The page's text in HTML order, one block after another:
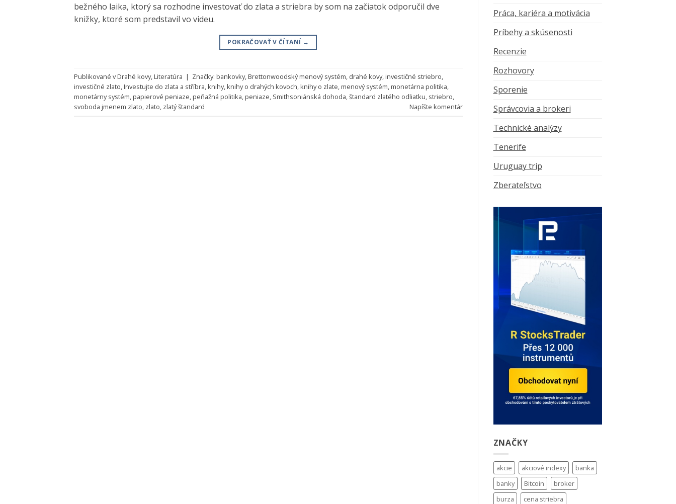
bežného laika, ktorý sa rozhodne investovať do zlata a striebra by som na začiatok odporučil dve
knižky, ktoré som predstavil vo videu.
POKRAČOVAŤ V ČÍTANÍ →
Publikované vDrahé kovy,Literatúra | Značky: bankovky,Brettonwoodský menový systém, drahé kovy,investičné striebro,
investičné zlato,Investujte do zlata a stříbra,knihy,knihy o drahých kovoch,knihy o zlate,menový systém,monetárna politika,
monetárny systém,papierové peniaze,peňažná politika,peniaze, Smithsoniánská dohoda,štandard zlatého odliatku, striebro,
svoboda jmenem zlato, zlato, zlatý štandard Napíšte komentár
Práca, kariéra a motivácia
Príbehy a skúsenosti
Recenzie
Rozhovory
Sporenie
Správcovia a brokeri
Technické analýzy
Tenerife
Uruguay trip
Zberateľstvo
ZNAČKY
akcie akciové indexy
banka
banky
Bitcoin
broker
burza
cena striebra